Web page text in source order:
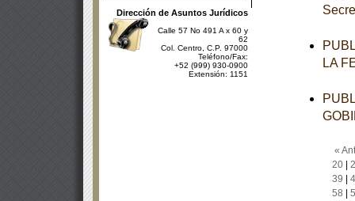
Dirección de Asuntos Jurídicos
Calle 57 No 491 A x 60 y
62
Col. Centro, C.P. 97000
Teléfono/Fax:
+52 (999) 930-0900
Extensión: 1151
LA
«
20|
39
58